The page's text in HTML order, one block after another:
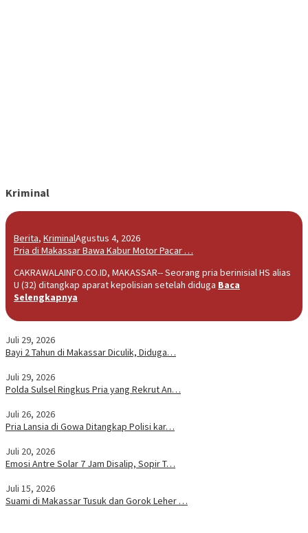
Kriminal
Berita, KriminalAgustus 4, 2026
Pria di Makassar Bawa Kabur Motor Pacar …
CAKRAWALAINFO.CO.ID, MAKASSAR-- Seorang pria berinisial HS alias
U (32) ditangkap aparat kepolisian setelah diduga Baca
Selengkapnya
Juli 29, 2026
Bayi 2 Tahun di Makassar Diculik, Diduga…
Juli 29, 2026
Polda Sulsel Ringkus Pria yang Rekrut An…
Juli 26, 2026
Pria Lansia di Gowa Ditangkap Polisi kar…
Juli 20, 2026
Emosi Antre Solar 7 Jam Disalip, Sopir T…
Juli 15, 2026
Suami di Makassar Tusuk dan Gorok Leher …